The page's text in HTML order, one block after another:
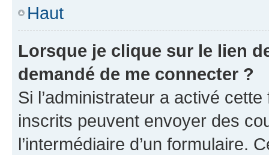
Haut
Lorsque je clique sur le lien
demandé de me connecter ?
Si l’administrateur a activé
inscrits peuvent envoyer des
l’intermédiaire d’un formulaire.